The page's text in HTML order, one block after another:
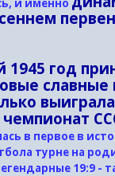
и именно
год
славные
в первое в
турне на
19:9 -